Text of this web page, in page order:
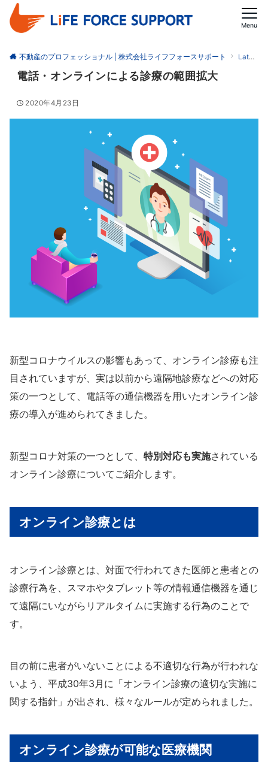
Menu
不動産のプロフェッショナル | 株式会社ライフフォースサポート Latest
電話・オンラインによる診療の範囲拡大
2020年4月23日
新型コロナウイルスの影響もあって、オンライン診療も注
目されていますが、実は以前から遠隔地診療などへの対応
策の一つとして、電話等の通信機器を用いたオンライン診
療の導入が進められてきました。
新型コロナ対策の一つとして、 特別対応も実施されている
オンライン診療についてご紹介します。
オンライン診療とは
オンライン診療とは、対面で行われてきた医師と患者との
診療行為を、スマホやタブレット等の情報通信機器を通じ
て遠隔にいながらリアルタイムに実施する行為のことで
す。
目の前に患者がいないことによる不適切な行為が行われな
いよう、平成30年3月に「オンライン診療の適切な実施に
関する指針」が出され、様々なルールが定められました。
オンライン診療が可能な医療機関